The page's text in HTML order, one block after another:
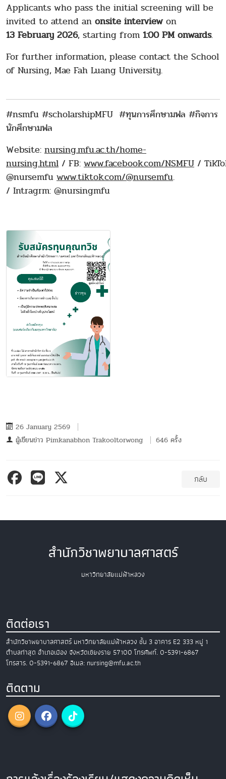
Applicants who pass the initial screening will be
invited to attend an onsite interviewon
13 February 2026, starting from 1:00 PM onwards.
For further information, please contact the School
of Nursing, Mae Fah Luang University.
#nsmfu #scholarshipMFU #ทุนการศึกษามฟล #กิจการ
นักศึกษามฟล
Website: nursing.mfu.ac.th/home-
nursing.html / FB: www.facebook.com/NSMFU /
@nursemfu www.tiktok.com/@nursemfu.
/ Intragrm: @nursingmfu
26 January 2569
ผู้เขียนข่าว Pimkanabhon Trakooltorwong 646 ครั้ง
กลับ
สำนักวิชาพยาบาลศาสตร์
มหาวิทยาลัยแม่ฟ้าหลวง
ติดต่อเรา
สำนักวิชาพยาบาลศาสตร์ มหาวิทยาลัยแม่ฟ้าหลวง ชั้น 3 อาคาร E2 333 หมู่ 1
ตำบลท่าสุด อำเภอเมือง จังหวัดเชียงราย 57100 โทรศัพท์. 0-5391-6867
โทรสาร. 0-5391-6867 อีเมล: nursing@mfu.ac.th
ติดตาม